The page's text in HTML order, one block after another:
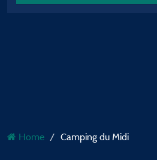
Home Camping du Midi